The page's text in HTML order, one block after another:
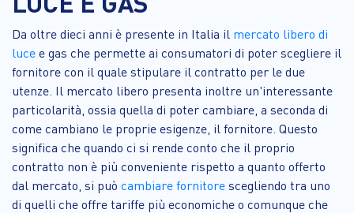
Da oltre dieci anni è presente in Italia il mercato libero di
lucee gas che permette ai consumatori di poter scegliere il
fornitore con il quale stipulare il contratto per le due
utenze. Il mercato libero presenta inoltre un'interessante
particolarità, ossia quella di poter cambiare, a seconda di
come cambiano le proprie esigenze, il fornitore. Questo
significa che quando ci si rende conto che il proprio
contratto non è più conveniente rispetto a quanto offerto
dal mercato, si può cambiare fornitorescegliendo tra uno
di quelli che offre tariffe più economiche o comunque che